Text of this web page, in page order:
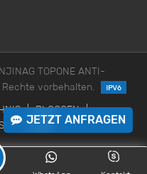
JETZT ANFRAGEN
TOPONE ANTI-
Rechte vorbehalten.
| BLOGGEN |